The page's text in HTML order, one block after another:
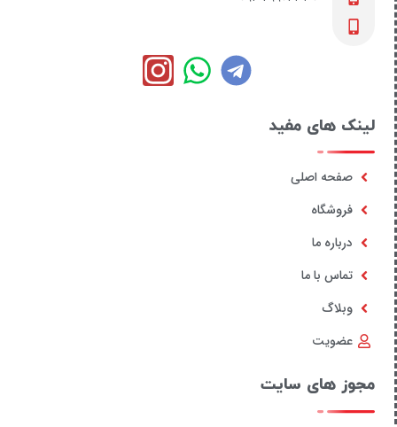
لینک های مفید
صفحه اصلی
فروشگاه
درباره ما
تماس با ما
وبلاگ
عضویت
مجوز های سایت